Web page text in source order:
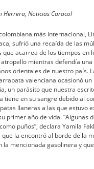
Herrera, Noticias Caracol
más internacional,
sufrió una recaída de las
que acarrea de los tiempos en
mientras defendía
orientales de nuestro país.
valenciana ocasionó un
un parásito que nuestra
tiene en su sangre debido al
llaneras a las que estuvo
primer año de vida. “Algunas
puños”, declara Yamila
que la encontró al borde de la
la mencionada gasolinera y